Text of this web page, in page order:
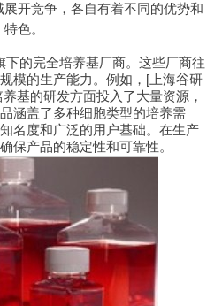
开竞争，各自有着不同的优势和
特色。
的完全培养基厂商。这些厂商往
模的生产能力。例如，[上海谷研
基的研发方面投入了大量资源，
涵盖了多种细胞类型的培养需
名度和广泛的用户基础。在生产
保产品的稳定性和可靠性。